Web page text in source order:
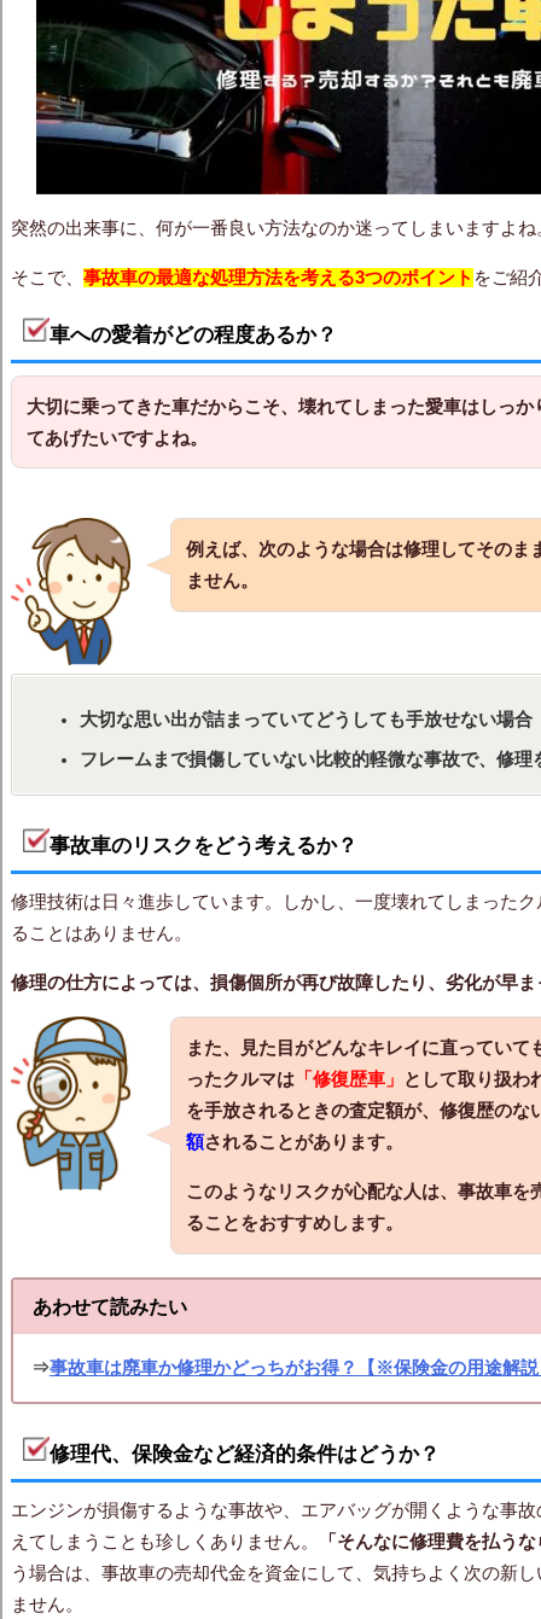
突然の出来事に、何が一番良い方法なのか迷ってしまいますよね
そこで、 事故車の最適な処理方法を考える3つのポイント をご紹
車への愛着がどの程度あるか？
大切に乗ってきた車だからこそ、壊れてしまった愛車はしっか
てあげたいですよね。
例えば、次のような場合は修理してそのま
ません。
大切な思い出が詰まっていてどうしても手放せない場合
フレームまで損傷していない比較的軽微な事故で、修
事故車のリスクをどう考えるか？
修理技術は日々進歩しています。しかし、一度壊れてしまった
ることはありません。
修理の仕方によっては、損傷個所が再び故障したり、劣化が早
また、見た目がどんなキレイに直っていて
ったクルマは 「修復歴車」
として取り扱わ
を手放されるときの査定額が、修復歴のな
額されることがあります。
このようなリスクが心配な人は、事故車を
ることをおすすめします。
あわせて読みたい
⇒事故車は廃車か修理かどっちがお得？【※保険金の用途解
修理代、保険金など経済的条件はどうか？
エンジンが損傷するような事故や、エアバッグが開くような事
えてしまうことも珍しくありません。
「そんなに修理費を払う
う場合は、事故車の売却代金を資金にして、気持ちよく次の新
ません。